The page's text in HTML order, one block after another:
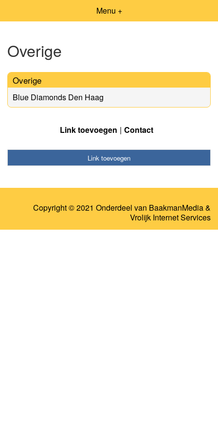
Menu +
Overige
Overige
Blue Diamonds Den Haag
Link toevoegen Contact
Link toevoegen
Copyright © 2021 Onderdeel van BaakmanMedia&
Vrolijk Internet Services